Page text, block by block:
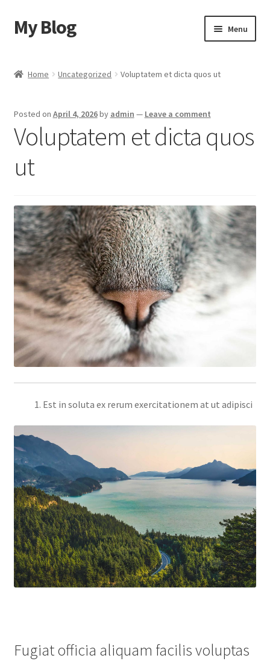
Skip
to
Skip
to
My Blog Menu
Checkout
My account
Shop
Home Uncategorized Voluptatem et dicta quos ut
Posted on April 4, 2026by admin — Leave a comment
Voluptatem et dicta quos
ut
Est in soluta ex rerum exercitationem at ut adipisci
Fugiat officia aliquam facilis voluptas